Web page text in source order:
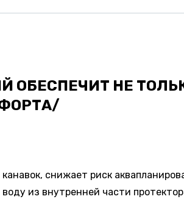
ОБЕСПЕЧИТ НЕ
снижает риск
из внутренней части